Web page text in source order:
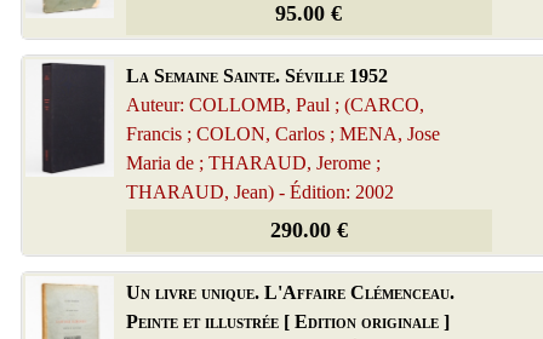
95.00 €
La Semaine Sainte. Séville 1952
Auteur: COLLOMB, Paul ; (CARCO,
Francis ; COLON, Carlos ; MENA, Jose
Maria de ; THARAUD, Jerome ;
THARAUD, Jean) - Édition: 2002
290.00 €
Un livre unique. L'Affaire Clémenceau.
Peinte et illustrée [ Edition originale ]